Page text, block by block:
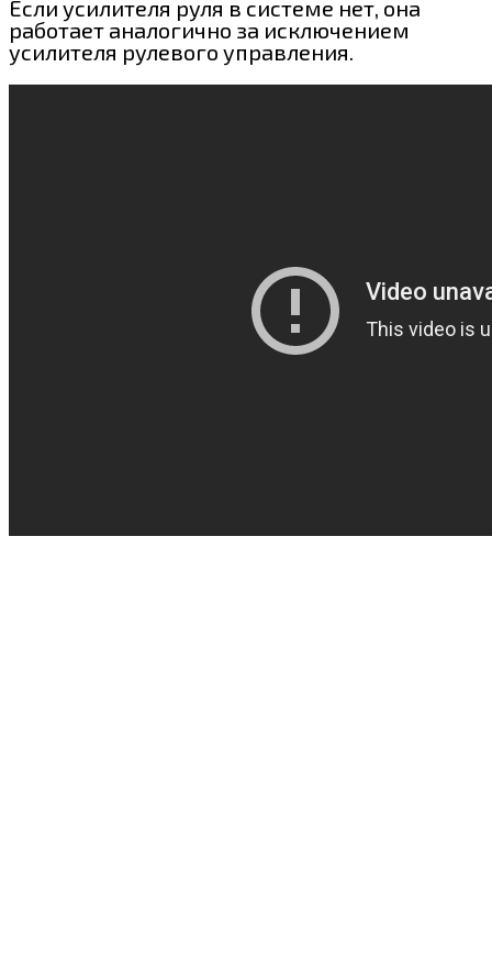
Если усилителя руля в системе нет, она
работает аналогично за исключением
усилителя рулевого управления.